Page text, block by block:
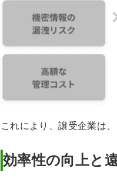
これにより、譲受企業は
効率性の向上と